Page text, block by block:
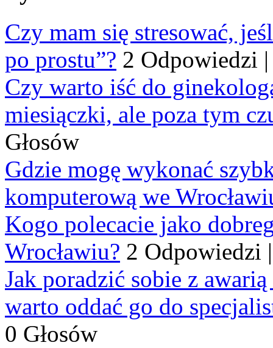
Czy mam się stresować,
po prostu”? 2 Odpowiedzi
Czy warto iść do
miesiączki, ale poza tym
Głosów
Gdzie mogę wykonać
komputerową we
Kogo polecacie jako
Wrocławiu? 2 Odpowiedzi
Jak poradzić sobie z
warto oddać go do
0 Głosów